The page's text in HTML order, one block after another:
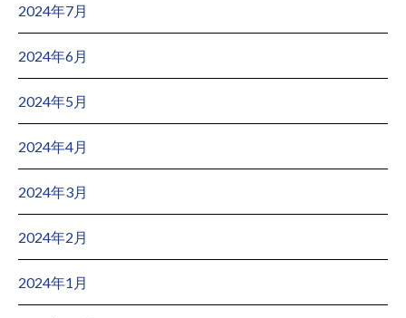
2024年7月
2024年6月
2024年5月
2024年4月
2024年3月
2024年2月
2024年1月